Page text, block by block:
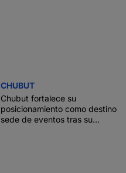
CHUBUT
Chubut fortalece su
posicionamiento como destino
sede de eventos tras su